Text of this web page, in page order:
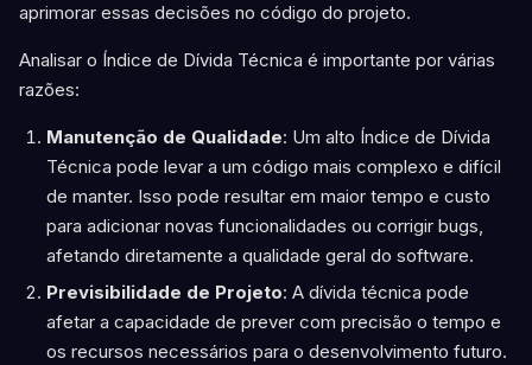
aprimorar essas decisões no código do projeto.
Analisar o Índice de Dívida Técnica é importante por várias
razões:
Manutenção de Qualidade: Um alto Índice de Dívida
Técnica pode levar a um código mais complexo e difícil
de manter. Isso pode resultar em maior tempo e custo
para adicionar novas funcionalidades ou corrigir bugs,
afetando diretamente a qualidade geral do software.
Previsibilidade de Projeto: A dívida técnica pode
afetar a capacidade de prever com precisão o tempo e
os recursos necessários para o desenvolvimento futuro.